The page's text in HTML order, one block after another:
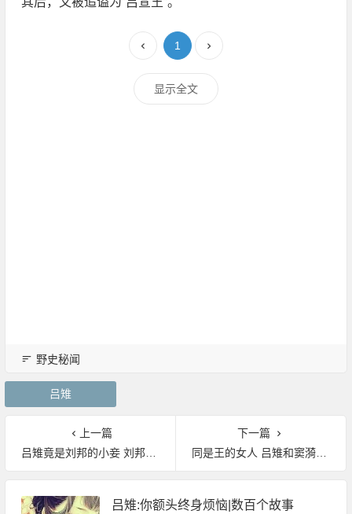
1
显示全文
野史秘闻
吕雉
上一篇
吕雉竟是刘邦的小妾 刘邦原配究竟是谁？
下一篇
同是王的女人 吕雉和窦漪房哪个更厉害？
吕雉:你额头终身烦恼|数百个故事